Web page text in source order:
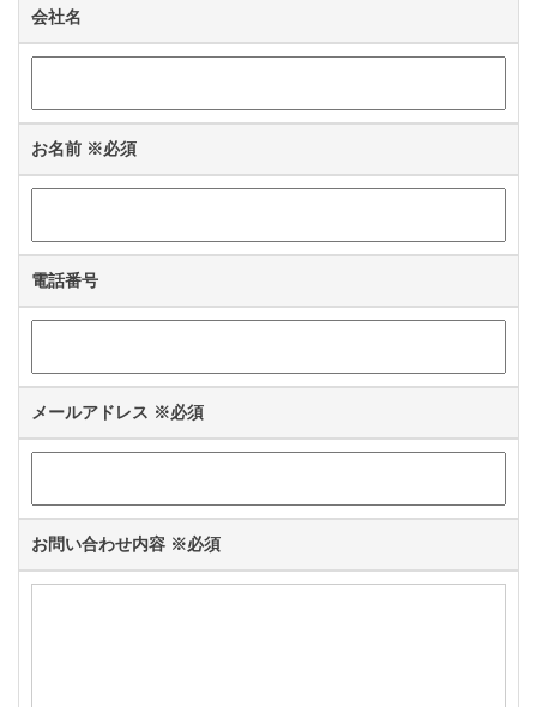
会社名
お名前 ※必須
電話番号
メールアドレス ※必須
お問い合わせ内容 ※必須